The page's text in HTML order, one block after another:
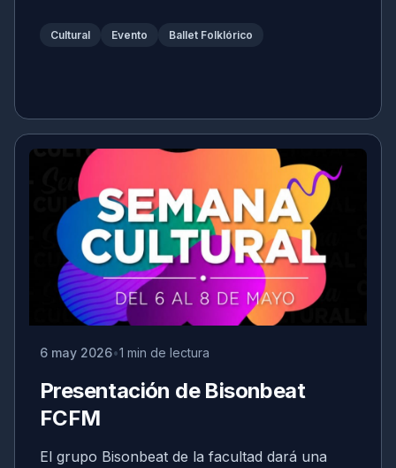
Cultural Evento Ballet Folklórico
6 may 2026 1 min de lectura
Presentación de Bisonbeat
FCFM
El grupo Bisonbeat de la facultad dará una